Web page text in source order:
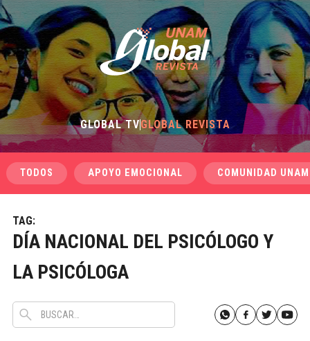
GLOBAL TVGLOBAL REVISTA
TODOS APOYO EMOCIONAL COMUNIDAD UNAM
TAG:
DÍA NACIONAL DEL PSICÓLOGO Y
LA PSICÓLOGA